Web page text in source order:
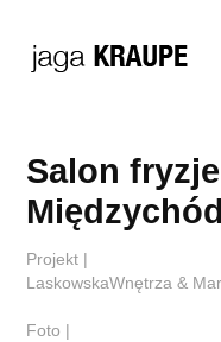
Salon
Międzychód
Projekt |
LaskowskaWnętrza &
Foto |